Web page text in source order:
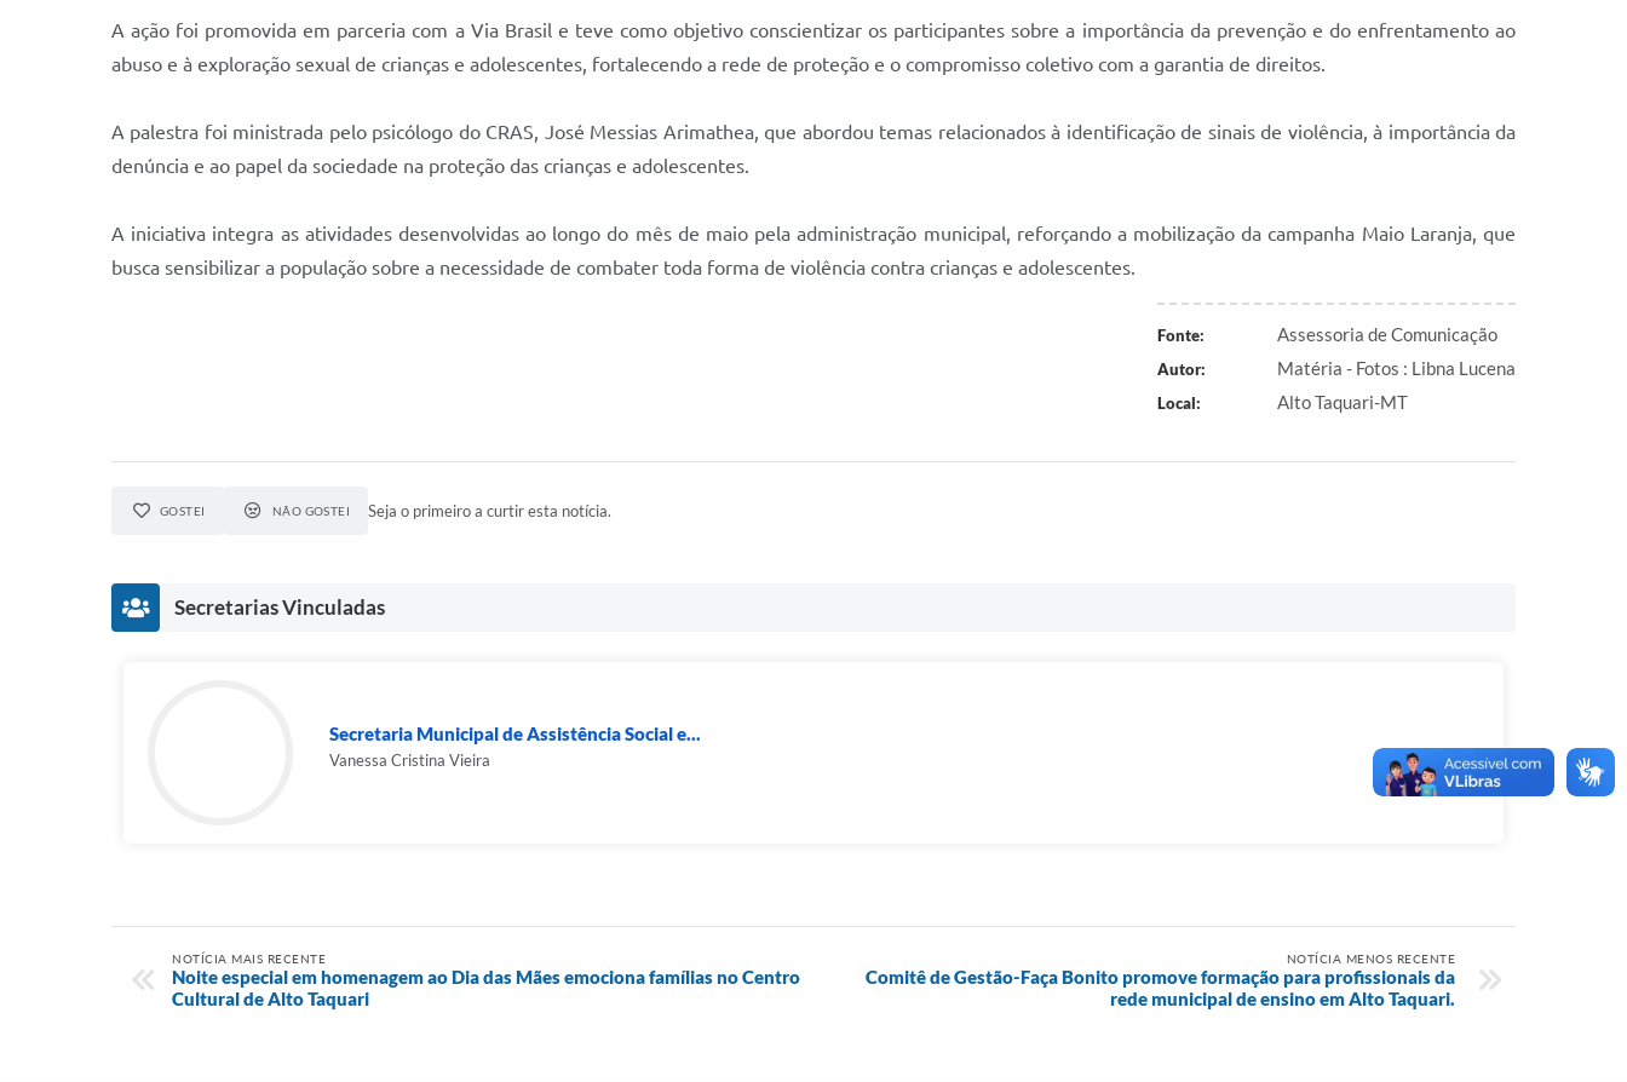
A ação foi promovida em parceria com a Via Brasil e teve como objetivo conscientizar os participantes sobre a importância da prevenção e do enfrentamento ao
abuso e à exploração sexual de crianças e adolescentes, fortalecendo a rede de proteção e o compromisso coletivo com a garantia de direitos.
A palestra foi ministrada pelo psicólogo do CRAS, José Messias Arimathea, que abordou temas relacionados à identificação de sinais de violência, à importância da
denúncia e ao papel da sociedade na proteção das crianças e adolescentes.
A iniciativa integra as atividades desenvolvidas ao longo do mês de maio pela administração municipal, reforçando a mobilização da campanha Maio Laranja, que
busca sensibilizar a população sobre a necessidade de combater toda forma de violência contra crianças e adolescentes.
Fonte: Assessoria de Comunicação
Autor: Matéria - Fotos : Libna Lucena
Local: Alto Taquari-MT
GOSTEI NÃO GOSTEI Seja o primeiro a curtir esta notícia.
Secretarias Vinculadas
Secretaria Municipal de Assistência Social e...
Vanessa Cristina Vieira
NOTÍCIA MAIS RECENTE
Noite especial em homenagem ao Dia das Mães emociona famílias no Centro
Cultural de Alto Taquari
NOTÍCIA MENOS RECENTE
Comitê de Gestão-Faça Bonito promove formação para profissionais da
rede municipal de ensino em Alto Taquari.